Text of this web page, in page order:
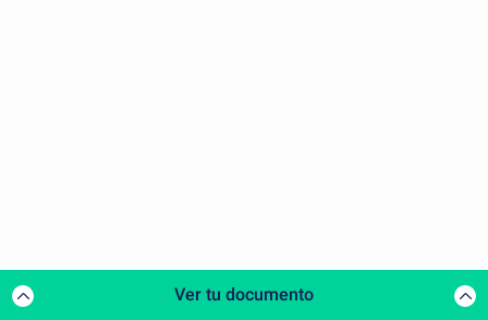
Ver tu documento